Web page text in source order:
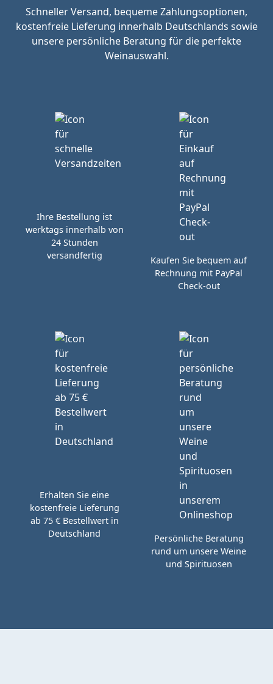
Schneller Versand, bequeme Zahlungsoptionen,
kostenfreie Lieferung innerhalb Deutschlands sowie
unsere persönliche Beratung für die perfekte
Weinauswahl.
Ihre Bestellung ist
werktags innerhalb von
24 Stunden
versandfertig
Kaufen Sie bequem auf
Rechnung mit PayPal
Check-out
Erhalten Sie eine
kostenfreie Lieferung
ab 75 € Bestellwert in
Deutschland
Persönliche Beratung
rund um unsere Weine
und Spirituosen